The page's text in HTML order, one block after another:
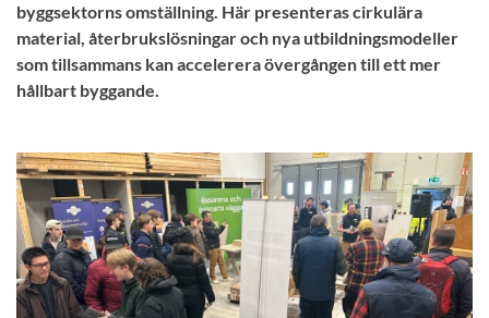
byggsektorns omställning. Här presenteras cirkulära
material, återbrukslösningar och nya utbildningsmodeller
som tillsammans kan accelerera övergången till ett mer
hållbart byggande.